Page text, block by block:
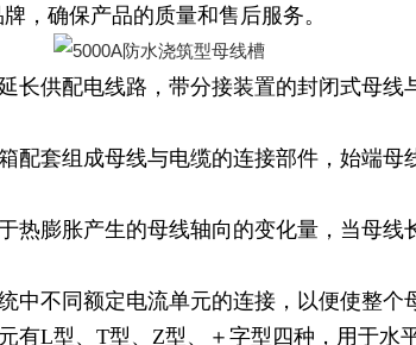
，确保产品的质量和售后服务。
长供配电线路，带分接装置的封闭式母线
配套组成母线与电缆的连接部件，始端母
热膨胀产生的母线轴向的变化量，当母线
中不同额定电流单元的连接，以便使整个
有L型、T型、Z型、＋字型四种，用于水